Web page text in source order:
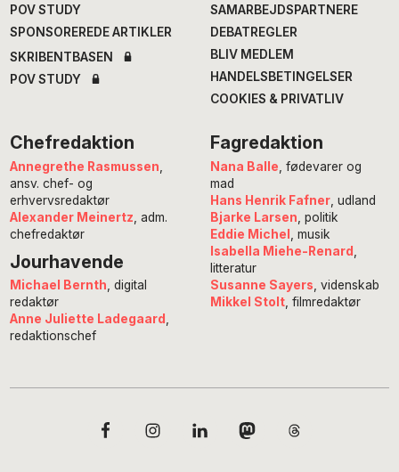
POV STUDY
SPONSOREREDE ARTIKLER
SKRIBENTBASEN
POV STUDY
SAMARBEJDSPARTNERE
DEBATREGLER
BLIV MEDLEM
HANDELSBETINGELSER
COOKIES & PRIVATLIV
Chefredaktion
Annegrethe Rasmussen
ansv. chef- og
erhvervsredaktør
Alexander Meinertz , adm.
chefredaktør
Jourhavende
Michael Bernth, digital
redaktør
Anne Juliette Ladegaard ,
redaktionschef
Fagredaktion
Nana Balle , fødevarer og
mad
Hans Henrik Fafner, udland
Bjarke Larsen , politik
Eddie Michel
, musik
Isabella Miehe-Renard
litteratur
Susanne Sayers , videnskab
Mikkel Stolt, filmredaktør